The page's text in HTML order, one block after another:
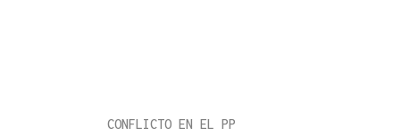
CONFLICTO EN EL PP